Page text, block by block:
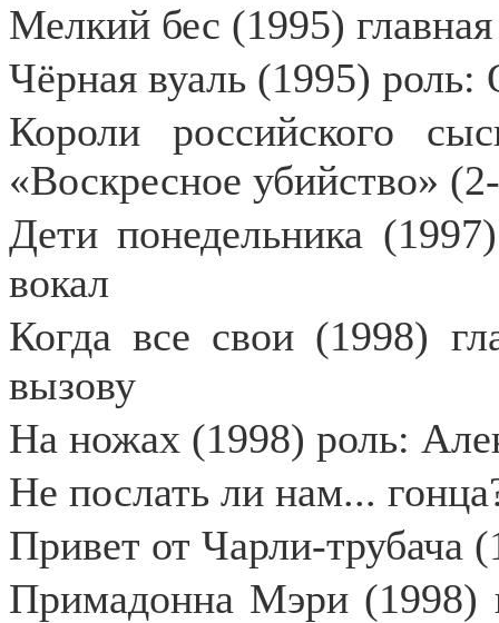
Мелкий бес (1995)
Чёрная вуаль (1995) роль:
Короли российского
«Воскресное убийство»
Дети понедельника
вокал
Когда все свои (1998)
вызову
На ножах (1998) роль:
Не послать ли нам...
Привет от Чарли-трубача
Примадонна Мэри (1998)